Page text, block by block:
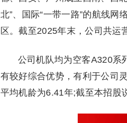
北”、国际“一带一路”的航线
区。截至2025年末，公司共运
公司机队均为空客A320系
有较好综合优势，有利于公司
平均机龄为6.41年;截至本招股